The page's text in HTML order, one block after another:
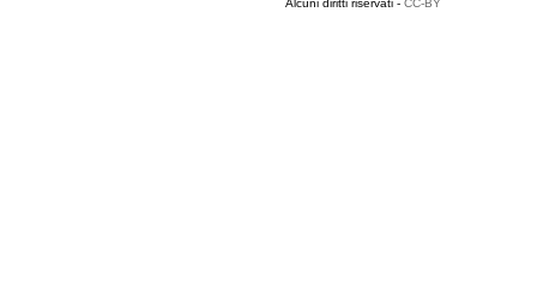
Alcuni diritti riservati - CC-BY